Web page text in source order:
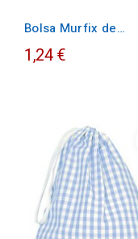
Bolsa Murfix de
algodón
1,24 €